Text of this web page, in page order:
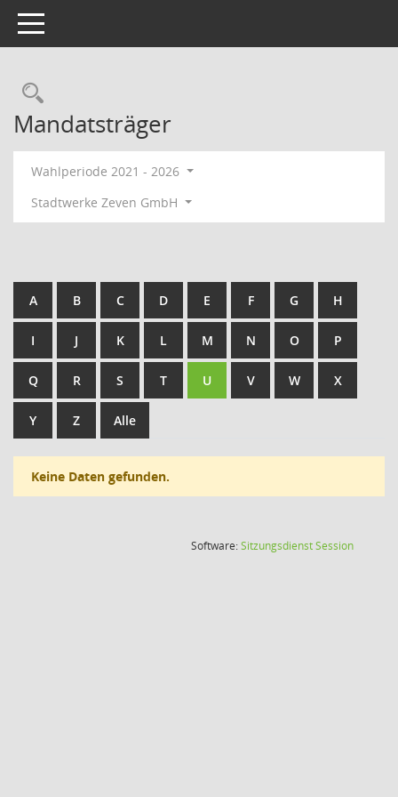
Toggle navigation
Rechercheauswahl
Mandatsträger
Wahlperiode 2021 - 2026
Stadtwerke Zeven GmbH
A B C D E F G H
I J K L M N O P
Q R S T U V W X
Y Z Alle
Keine Daten gefunden.
Software:SitzungsdienstSession(Wird in